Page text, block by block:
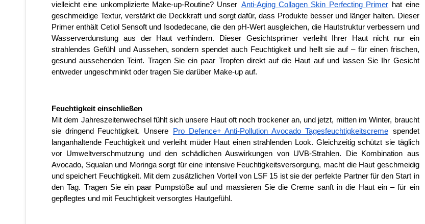
vielleicht eine unkomplizierte Make-up-Routine? Unser Anti-Aging Collagen Skin Perfecting Primer hat eine
geschmeidige Textur, verstärkt die Deckkraft und sorgt dafür, dass Produkte besser und länger halten. Dieser
Primer enthält Cetiol Sensoft und Isodedecane, die den pH-Wert ausgleichen, die Hautstruktur verbessern und
Wasserverdunstung aus der Haut verhindern. Dieser Gesichtsprimer verleiht Ihrer Haut nicht nur ein
strahlendes Gefühl und Aussehen, sondern spendet auch Feuchtigkeit und hellt sie auf – für einen frischen,
gesund aussehenden Teint. Tragen Sie ein paar Tropfen direkt auf die Haut auf und lassen Sie Ihr Gesicht
entweder ungeschminkt oder tragen Sie darüber Make-up auf.
Feuchtigkeit einschließen
Mit dem Jahreszeitenwechsel fühlt sich unsere Haut oft noch trockener an, und jetzt, mitten im Winter, braucht
sie dringend Feuchtigkeit. Unsere
Pro Defence+ Anti-Pollution Avocado Tagesfeuchtigkeitscreme spendet
langanhaltende Feuchtigkeit und verleiht müder Haut einen strahlenden Look. Gleichzeitig schützt sie täglich
vor Umweltverschmutzung und den schädlichen Auswirkungen von UVB-Strahlen. Die Kombination aus
Avocado, Squalan und Moringa sorgt für eine intensive Feuchtigkeitsversorgung, macht die Haut geschmeidig
und speichert Feuchtigkeit. Mit dem zusätzlichen Vorteil von LSF 15 ist sie der perfekte Partner für den Start in
den Tag. Tragen Sie ein paar Pumpstöße auf und massieren Sie die Creme sanft in die Haut ein – für ein
gepflegtes und mit Feuchtigkeit versorgtes Hautgefühl.